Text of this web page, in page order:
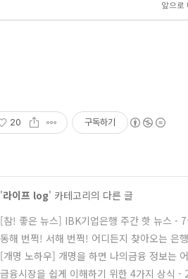
앞으로
20 구독하기
'라이프 log' 카테고리의 다른 글
[참! 좋은 뉴스] IBK기업은행 주간 핫 뉴스 -
동해 번쩍! 서해 번쩍! 어디든지 찾아오는 은
[개명 노하우] 개명을 하면 나의금융 정보는
금융시장을 쉽게 이해하기 위한 4가지 상식 -